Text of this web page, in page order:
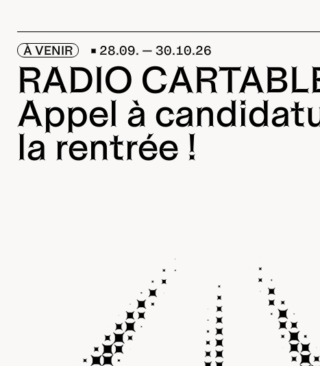
À VENIR 28.09. — 30.10.26
RADIO
Appel à
la rentrée !